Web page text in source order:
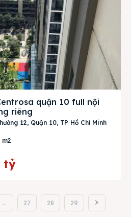
quận 10 full nội
riêng
12, Quận 10, TP Hồ Chí Minh
m2
tỷ
… 27 28 29